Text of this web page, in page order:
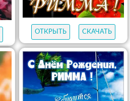
ОТКРЫТЬ СКАЧАТЬ